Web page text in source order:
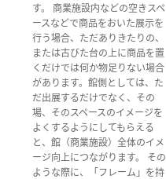
す。 商業施設内などの空きスペ
ースなどで商品をおいた展示を
行う場合、ただありきたりの、
または古びた台の上に商品を置
くだけでは何か物足りない場合
があります。館側としては、た
だ出展するだけでなく、その
場、そのスペースのイメージを
よくするようにしてもらえる
と、館（商業施設）全体のイメ
ージ向上につながります。 その
ような際に、「フレーム」を持